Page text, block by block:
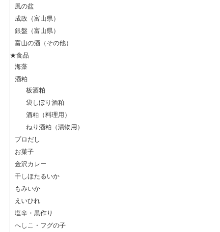
風の盆
成政（富山県）
銀盤（富山県）
富山の酒（その他）
★食品
海藻
酒粕
板酒粕
袋しぼり酒粕
酒粕（料理用）
ねり酒粕（漬物用）
プロだし
お菓子
金沢カレー
干しほたるいか
もみいか
えいひれ
塩辛・黒作り
へしこ・フグの子